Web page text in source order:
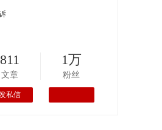
811
文章
私信
1万
粉丝